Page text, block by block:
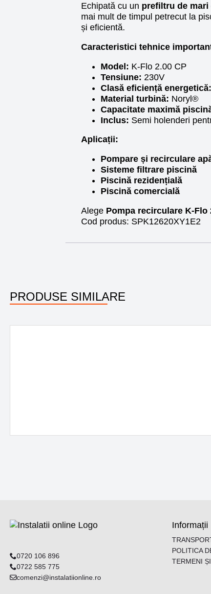
Echipată cu un prefiltru de
mai mult de timpul petrecut la
și eficientă.
Caracteristici tehnice
Model: K-Flo 2.00 CP
Tensiune: 230V
Clasă eficiență energetică:
Material turbină: Noryl®
Capacitate maximă
Inclus: Semi holenderi
Aplicații:
Pompare și recirculare
Sisteme filtrare piscină
Piscină rezidențială
Piscină comercială
Alege Pompa recirculare K-Flo
Cod produs: SPK12620XY1E2
PRODUSE SIMILARE
0720 106 896
0722 585 775
comenzi@instalatiionline.ro
Informații
POLITICA
TERMENI